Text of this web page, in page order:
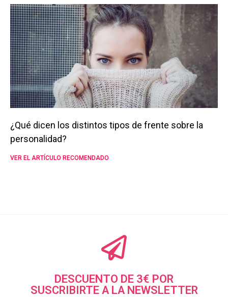
¿Qué dicen los distintos tipos de frente sobre la
personalidad?
VER EL ARTÍCULO RECOMENDADO
DESCUENTO DE 3€ POR
SUSCRIBIRTE A LA NEWSLETTER